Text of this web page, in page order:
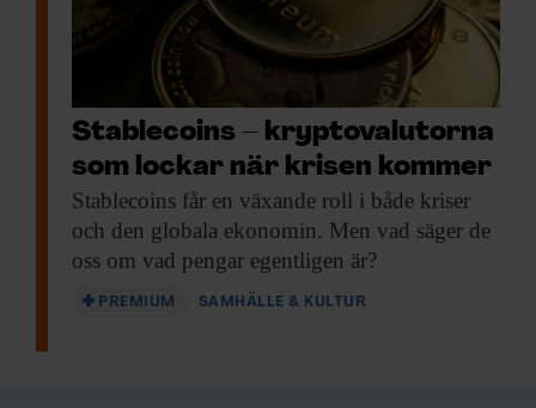
Stablecoins – kryptovalutorna
som lockar när krisen kommer
Stablecoins får en växande roll i både kriser
och den globala ekonomin. Men vad säger de
oss om vad pengar egentligen är?
PREMIUM SAMHÄLLE & KULTUR